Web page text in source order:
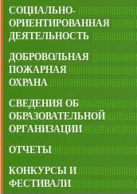
СОЦИАЛЬНО-
ОРИЕНТИРОВАННАЯ
ДЕЯТЕЛЬНОСТЬ
ДОБРОВОЛЬНАЯ
ПОЖАРНАЯ
ОХРАНА
СВЕДЕНИЯ ОБ
ОБРАЗОВАТЕЛЬНОЙ
ОРГАНИЗАЦИИ
ОТЧЕТЫ
КОНКУРСЫ И
ФЕСТИВАЛИ